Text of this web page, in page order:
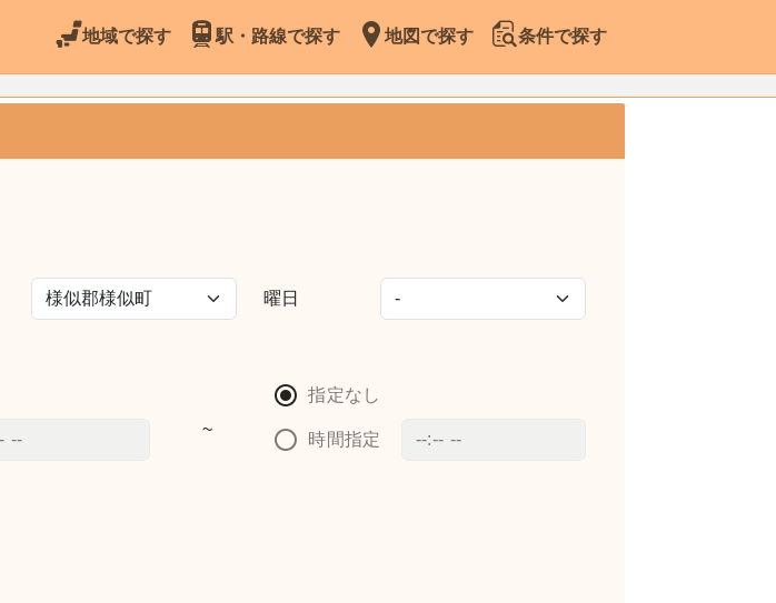
地域で探す 駅・路線で探す 地図で探す 条件で探す
曜日
~
指定なし
時間指定